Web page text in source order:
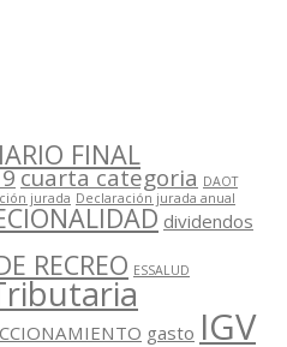
FINAL
cuarta categoria DAOT
jurada Declaración jurada anual
dividendos
RECREO ESSALUD
gasto IGV